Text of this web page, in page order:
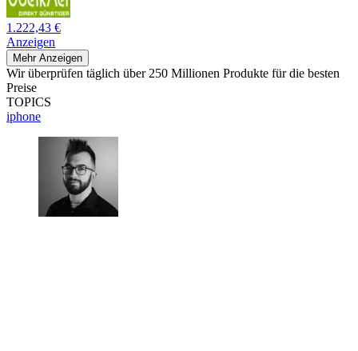
1.222,43 €
Anzeigen
Mehr Anzeigen
Wir überprüfen täglich über 250 Millionen Produkte für die besten
Preise
TOPICS
iphone